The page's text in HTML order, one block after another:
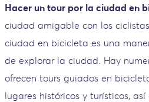
Hacer un tour por la ciudad en
ciudad amigable con los
ciudad en bicicleta es una
de explorar la ciudad. Hay
ofrecen tours guiados en
lugares históricos y turísticos,